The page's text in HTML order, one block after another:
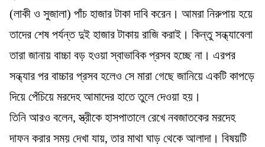
(লাকী ও সুজালা) পাঁচ হাজার টাকা দাবি করেন। আমরা নিরুপায় হয়ে
তাদের শেষ পর্যন্ত দুই হাজার টাকায় রাজি করাই। কিন্তু সন্ধ্যাবেলা
তারা জানায় বাচ্চা বড় হওয়া স্বাভাবিক প্রসব হচ্ছে না। এরপর
সন্ধ্যার পর বাচ্চার প্রসব হলেও সে মারা গেছে জানিয়ে একটি কাপড়ে
দিয়ে পেঁচিয়ে মরদেহ আমাদের হাতে তুলে দেওয়া হয়।
তিনি আরও বলেন, স্ত্রীকে হাসপাতালে রেখে নবজাতকের মরদেহ
দাফন করার সময় দেখা যায়, তার মাথা ঘাড় থেকে আলাদা। বিষয়টি